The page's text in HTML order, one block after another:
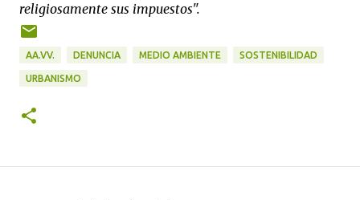
religiosamente sus impuestos".
AA.VV. DENUNCIA MEDIO AMBIENTE SOSTENIBILIDAD
URBANISMO